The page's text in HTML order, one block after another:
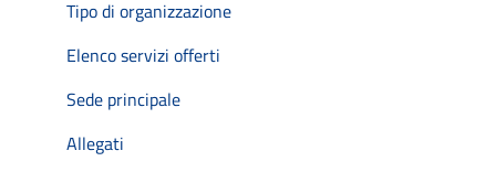
Tipo di organizzazione
Elenco servizi offerti
Sede principale
Allegati